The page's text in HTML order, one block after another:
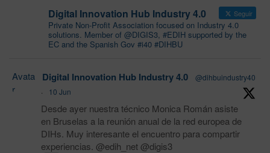
Digital Innovation Hub Industry 4.0 Seguir
Private Non-Profit Association focused on Industry 4.0
solutions. Member of @DIGIS3, #EDIH supported by the
EC and the Spanish Gov #i40 #DIHBU
Avata
r
Digital Innovation Hub Industry 4.0
@dihbuindustry40
·
10 Jun
Desde ayer nuestra técnico Monica Román asiste
en Bruselas a la reunión anual de la red europea de
DIHs. Muy interesante el encuentro para compartir
experiencias. @edih_net @digis3